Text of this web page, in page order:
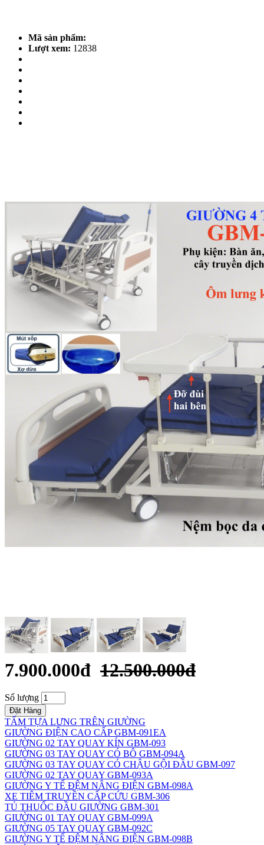
Mã sản phẩm:
Lượt xem: 12838
7.900.000đ 12.500.000đ
Số lượng
Đặt Hàng
TẤM TỰA LƯNG TRÊN GIƯỜNG
GIƯỜNG ĐIỆN CAO CẤP GBM-091EA
GIƯỜNG 02 TAY QUAY KÍN GBM-093
GIƯỜNG 03 TAY QUAY CÓ BÔ GBM-094A
GIƯỜNG 03 TAY QUAY CÓ CHẬU GỘI ĐẦU GBM-097
GIƯỜNG 02 TAY QUAY GBM-093A
GIƯỜNG Y TẾ ĐỆM NÂNG ĐIỆN GBM-098A
XE TIÊM TRUYỀN CẤP CỨU GBM-306
TỦ THUỐC ĐẦU GIƯỜNG GBM-301
GIƯỜNG 01 TAY QUAY GBM-099A
GIƯỜNG 05 TAY QUAY GBM-092C
GIƯỜNG Y TẾ ĐỆM NÂNG ĐIỆN GBM-098B